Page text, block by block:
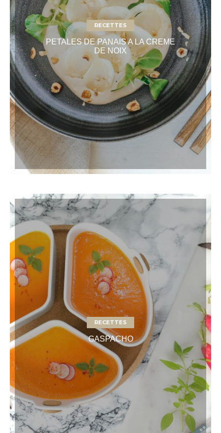
RECETTES
PETALES DE PANAIS A LA CREME
DE NOIX
RECETTES
GASPACHO